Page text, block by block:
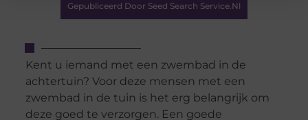
Gepubliceerd Door Seed Search Service.nl
Kent u iemand met een zwembad in de
achtertuin? Voor deze mensen met een
zwembad in de tuin is het erg belangrijk om
deze goed te verzorgen. Een goede